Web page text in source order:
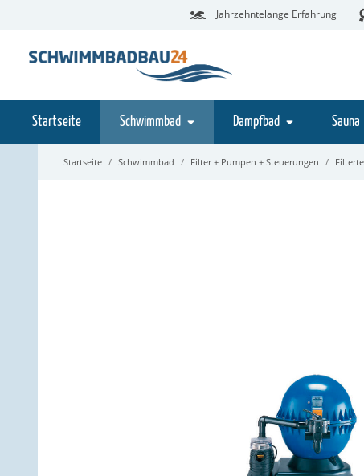
Jahrzehntelange Erfahrung
Startseite Schwimmbad Dampfbad Sauna
Startseite Schwimmbad Filter + Pumpen + Steuerungen